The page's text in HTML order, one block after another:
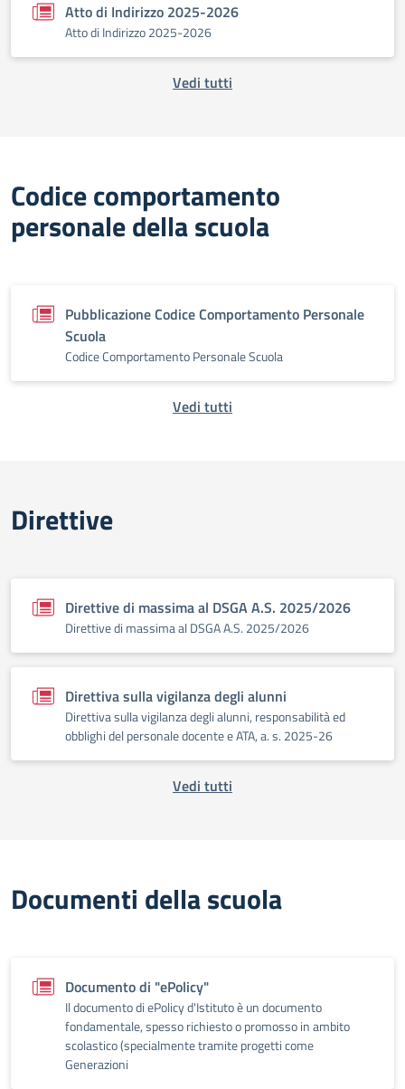
Atto di Indirizzo 2025-2026
Atto di Indirizzo 2025-2026
Vedi tutti
Codice comportamento
personale della scuola
Pubblicazione Codice Comportamento Personale
Scuola
Codice Comportamento Personale Scuola
Vedi tutti
Direttive
Direttive di massima al DSGA A.S. 2025/2026
Direttive di massima al DSGA A.S. 2025/2026
Direttiva sulla vigilanza degli alunni
Direttiva sulla vigilanza degli alunni, responsabilità ed
obblighi del personale docente e ATA, a. s. 2025-26
Vedi tutti
Documenti della scuola
Documento di "ePolicy"
Il documento di ePolicy d'Istituto è un documento
fondamentale, spesso richiesto o promosso in ambito
scolastico (specialmente tramite progetti come
Generazioni